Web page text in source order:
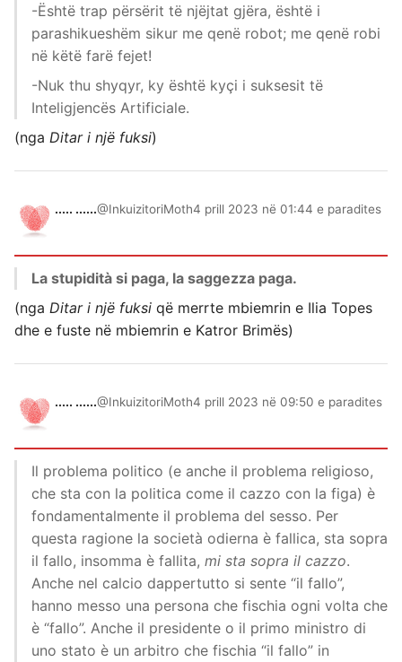
-Është trap përsërit të njëjtat gjëra, është i
parashikueshëm sikur me qenë robot; me qenë robi
në këtë farë fejet!
-Nuk thu shyqyr, ky është kyçi i suksesit të
Inteligjencës Artificiale.
(nga Ditar i një fuksi)
..... ......@InkuizitoriMoth4 prill 2023 në 01:44 e paradites
La stupidità si paga, la saggezza paga.
(nga Ditar i një fuksi që merrte mbiemrin e Ilia Topes
dhe e fuste në mbiemrin e Katror Brimës)
..... ......@InkuizitoriMoth4 prill 2023 në 09:50 e paradites
Il problema politico (e anche il problema religioso,
che sta con la politica come il cazzo con la figa) è
fondamentalmente il problema del sesso. Per
questa ragione la società odierna è fallica, sta sopra
il fallo, insomma è fallita, mi sta sopra il cazzo.
Anche nel calcio dappertutto si sente “il fallo”,
hanno messo una persona che fischia ogni volta che
è “fallo”. Anche il presidente o il primo ministro di
uno stato è un arbitro che fischia “il fallo” in